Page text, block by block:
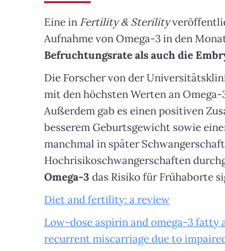
Eine in Fertility & Sterility
Aufnahme von Omega-3 in den
Befruchtungsrate als auch die
Die Forscher von der
mit den höchsten Werten an Omega-
Außerdem gab es einen positiven
besserem Geburtsgewicht sowie
manchmal in später
Hochrisikoschwangerschaften
Omega-3 das Risiko für Frühaborte
Diet and fertility: a review
Low-dose aspirin and omega-3
recurrent miscarriage due to